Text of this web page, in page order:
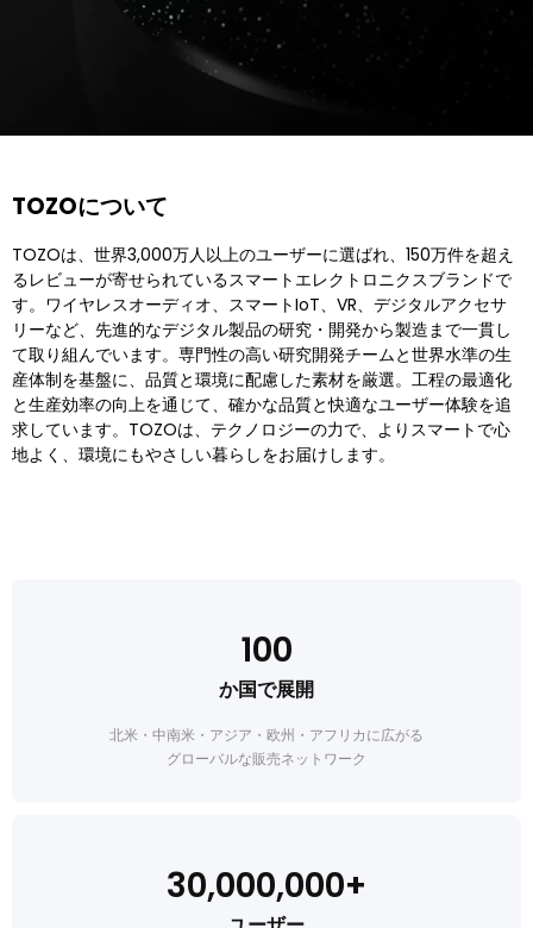
TOZOについて
TOZOは、世界3,000万人以上のユーザーに選ばれ、150万件を超え
るレビューが寄せられているスマートエレクトロニクスブランドで
す。​ワイヤレスオーディオ、スマートIoT、VR、デジタルアクセサ
リーなど、先進的なデジタル製品の研究・開発から製造まで一貫し
て取り組んでいます。​専門性の高い研究開発チームと世界水準の生
産体制を基盤に、品質と環境に配慮した素材を厳選。工程の最適化
と生産効率の向上を通じて、確かな品質と快適なユーザー体験を追
求しています。​TOZOは、テクノロジーの力で、よりスマートで心
地よく、環境にもやさしい暮らしをお届けします。
100
か国で展開
北米・中南米・アジア・欧州・アフリカに広がる
グローバルな販売ネットワーク
30,000,000+